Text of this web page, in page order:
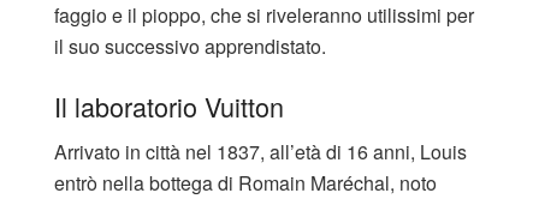
faggio e il pioppo, che si riveleranno utilissimi per
il suo successivo apprendistato.
Il laboratorio Vuitton
Arrivato in città nel 1837, all’età di 16 anni, Louis
entrò nella bottega di Romain Maréchal, noto